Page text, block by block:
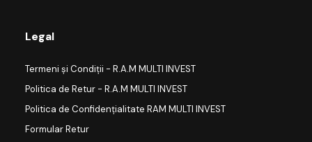
Legal
Termeni și Condiții - R.A.M MULTI INVEST
Politica de Retur - R.A.M MULTI INVEST
Politica de Confidențialitate RAM MULTI INVEST
Formular Retur